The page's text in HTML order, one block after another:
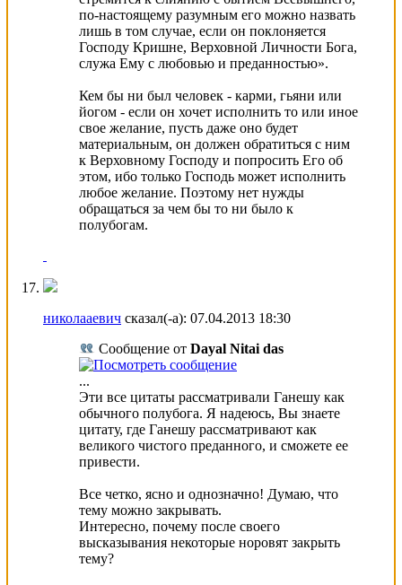
по-настоящему разумным его можно назвать
лишь в том случае, если он поклоняется
Господу Кришне, Верховной Личности Бога,
служа Ему с любовью и преданностью».
Кем бы ни был человек - карми, гьяни или
йогом - если он хочет исполнить то или иное
свое желание, пусть даже оно будет
материальным, он должен обратиться с ним
к Верховному Господу и попросить Его об
этом, ибо только Господь может исполнить
любое желание. Поэтому нет нужды
обращаться за чем бы то ни было к
полубогам.
николааевич сказал(-а): 07.04.2013 18:30
Сообщение от Dayal Nitai das
...
Эти все цитаты рассматривали Ганешу как
обычного полубога. Я надеюсь, Вы знаете
цитату, где Ганешу рассматривают как
великого чистого преданного, и сможете ее
привести.
Все четко, ясно и однозначно! Думаю, что
тему можно закрывать.
Интересно, почему после своего
высказывания некоторые норовят закрыть
тему?